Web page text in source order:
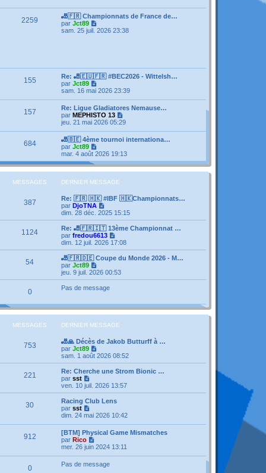
s
a
e
r
m
e
s
l
e
d
e
r
m
s
s
a
g
e
2259
🎳🇫🇷 Championnats de France de…
par Jct89
o
e
r
n
i
e
r
m
e
s
s
a
g
e
sam. 25 juil. 2026 23:38
155
Re: 🎳🇪🇺🇫🇷 #BEC2026 - Wittelsh…
par Jct89
o
r
l
e
d
e
r
i
e
r
e
s
a
g
e
sam. 16 mai 2026 23:39
157
Re: Ligue Gladiatores Nemause…
par MEPHISTO 13
o
r
l
e
d
e
r
r
e
s
s
g
e
jeu. 21 mai 2026 05:29
684
🎳🇧🇪 4ème tournoi internationa…
par Jct89
o
i
r
e
e
r
n
i
e
r
m
e
s
g
e
mar. 4 août 2026 19:13
MESSAGES DERNIER MESSAGE
387
Re: 🇫🇷 🇭🇰 #IBF 🇭🇰Championnats…
par DjoTNA
o
i
r
l
e
r
n
i
r
e
s
a
e
dim. 28 déc. 2025 15:15
1124
Re: 🎳🇫🇷🇮🇹 13ème Championnat …
par fredou6613
o
i
r
e
i
e
m
s
a
g
e
dim. 12 juil. 2026 17:08
54
🎳🇫🇷🇩🇪 Coupe du Monde 2026 - M…
par Jct89
o
i
r
d
e
r
n
e
m
e
s
a
g
e
jeu. 9 juil. 2026 00:53
0 Pas de message
MESSAGES DERNIER MESSAGE
753
🎳🙏 Décès de Jakob Butturff à …
par Jct89
o
i
r
e
r
n
i
e
r
e
s
s
sam. 1 août 2026 08:52
221
Re: Cherche une Strom Bionic …
par sst
o
i
r
e
r
n
i
e
r
ven. 10 juil. 2026 13:57
30
Racing Club Lens
par sst
o
l
e
d
e
r
dim. 24 mai 2026 10:42
912
[BTM] Physical Game Mismatches
par Rico
o
l
mer. 26 juin 2024 13:11
0 Pas de message